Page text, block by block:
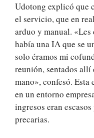
Udotong explicó que
el servicio, que en
arduo y manual. «Les
había una IA que se
solo éramos mi
reunión, sentados
mano», confesó.
en un entorno
ingresos eran
precarias.